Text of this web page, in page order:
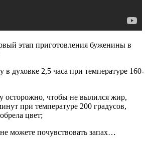
этап приготовления буженины в
в духовке 2,5 часа при температуре 160-
осторожно, чтобы не вылился жир,
при температуре 200 градусов,
цвет;
можете почувствовать запах…